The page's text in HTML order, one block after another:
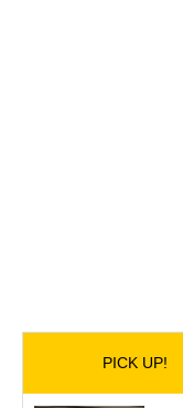
PICK UP!